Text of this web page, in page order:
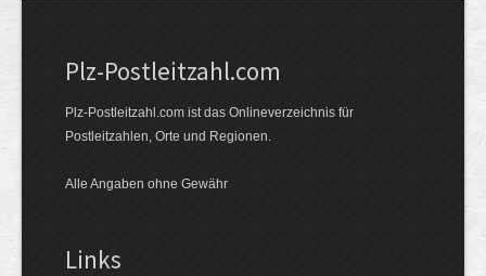
Plz-Postleitzahl.com
Plz-Postleitzahl.com ist das Onlineverzeichnis für
Postleitzahlen, Orte und Regionen.
Alle Angaben ohne Gewähr
Links